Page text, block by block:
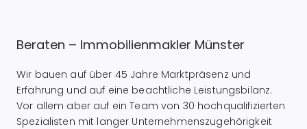
Beraten – Immobilienmakler Münster
Wir bauen auf über 45 Jahre Marktpräsenz und
Erfahrung und auf eine beachtliche Leistungsbilanz.
Vor allem aber auf ein Team von 30 hochqualifizierten
Spezialisten mit langer Unternehmenszugehörigkeit